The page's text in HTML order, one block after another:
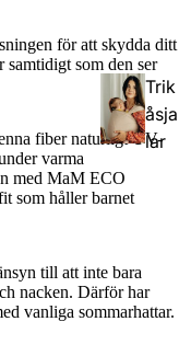
(Stö
rre
barn
)
skol
eåld
Trik
åsja
lar
ar
för att skydda ditt
samtidigt som den ser
fiber naturligt UV-
varma
med MaM ECO
som håller barnet
till att inte bara
nacken. Därför har
vanliga sommarhattar.